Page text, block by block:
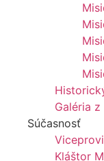
Galéria
Súčasnosť
Kláštor